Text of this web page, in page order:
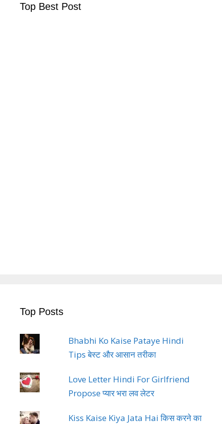
Top Best Post
Top Posts
Bhabhi Ko Kaise Pataye Hindi
Tips बेस्ट और आसान तरीका
Love Letter Hindi For Girlfriend
Propose प्यार भरा लव लेटर
Kiss Kaise Kiya Jata Hai किस करने का